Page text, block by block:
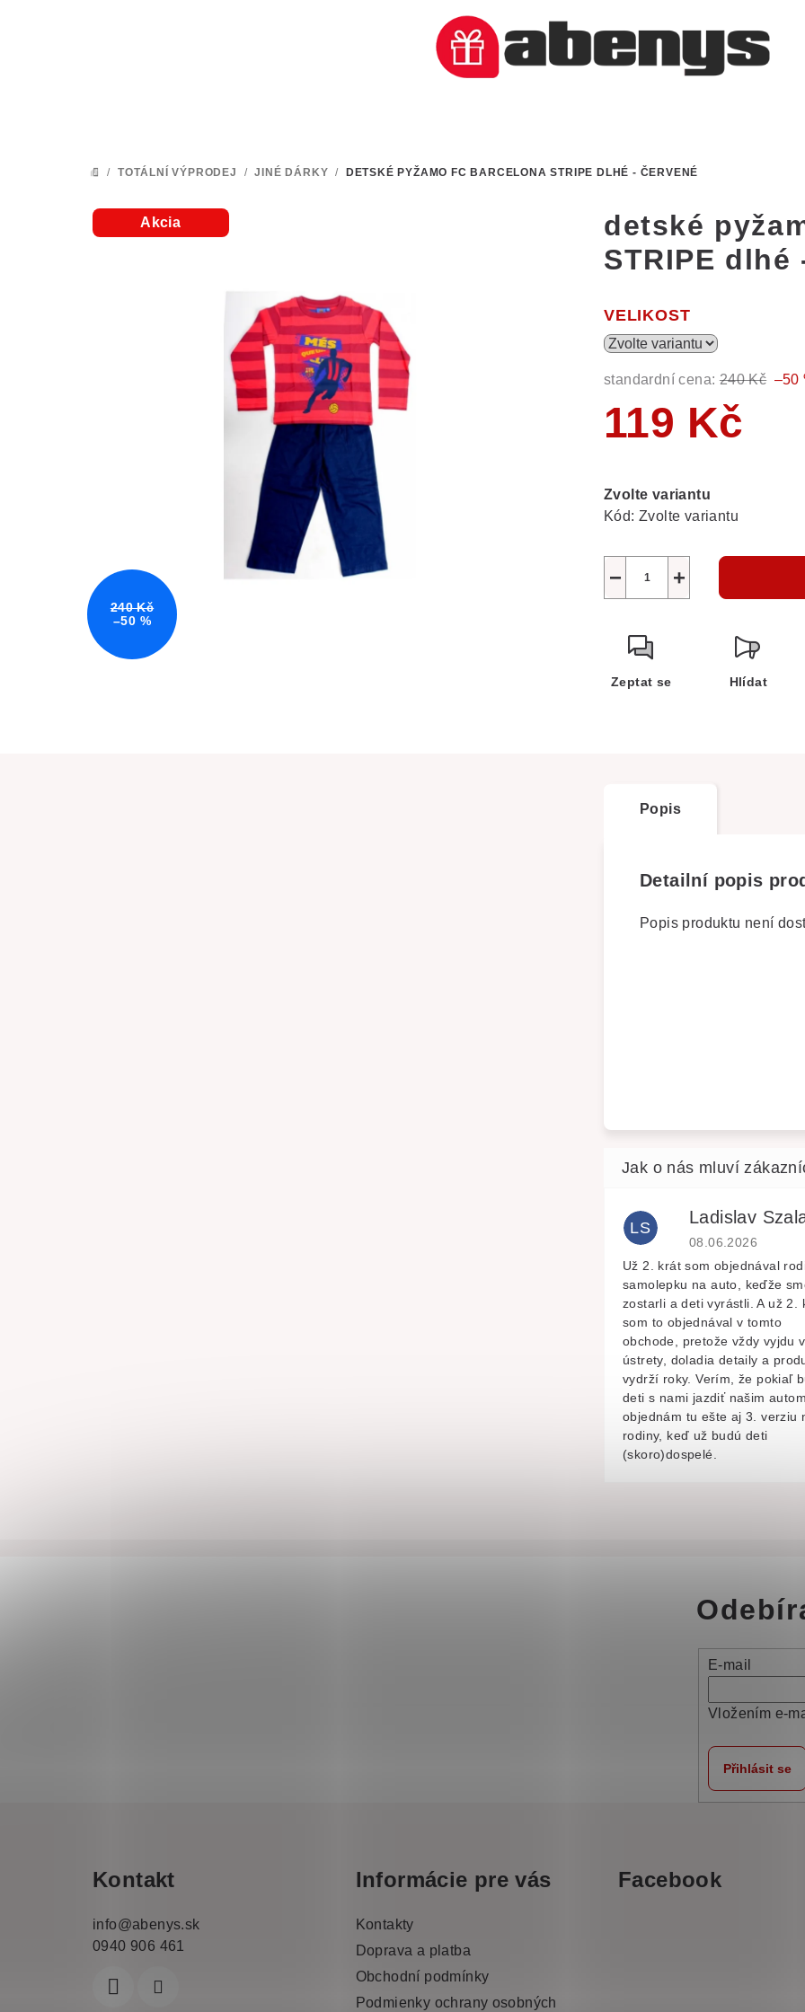
DOMŮ
/ TOTÁLNÍ VÝPRODEJ / JINÉ DÁRKY / DETSKÉ PYŽAMO FC BARCELONA STRIPE DLHÉ - ČERVENÉ
detské
STRIPE dlhé
VELIKOST
standardní cena: 240 Kč –50
119 Kč
cena:
Zvolte variantu
Kód: Zvolte variantu
+
−
Zeptat se Hlídat
Akcia
240 Kč
–50 %
Popis
Detailní popis
Popis produktu není
LS
Ladislav
Hodnocení
08.06.2026
Už 2. krát som objednával
samolepku na auto, keďže
zostarli a deti vyrástli. A už 2.
som to objednával v tomto
obchode, pretože vždy vyjdu v
ústrety, doladia detaily a
vydrží roky. Verím, že pokiaľ
deti s nami jazdiť našim
objednám tu ešte aj 3. verziu
rodiny, keď už budú deti
(skoro)dospelé.
E-mail
Vložením e-
Přihlásit se
Kontakt
info@abenys.sk
0940 906 461
Informácie pre vás
Kontakty
Doprava a platba
Obchodní podmínky
Podmienky ochrany osobných
Facebook